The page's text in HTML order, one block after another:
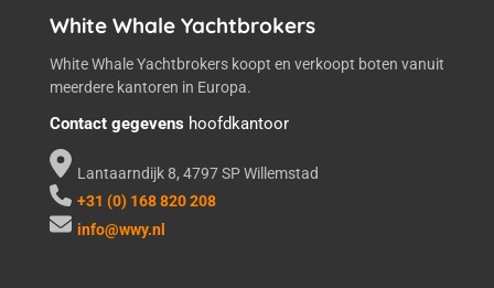
White Whale Yachtbrokers
White Whale Yachtbrokers koopt en verkoopt boten vanuit
meerdere kantoren in Europa.
Contact gegevens hoofdkantoor
Lantaarndijk 8, 4797 SP Willemstad
+31 (0) 168 820 208
info@wwy.nl